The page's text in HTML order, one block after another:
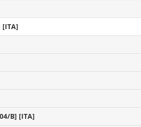
[ITA]
B] [ITA]